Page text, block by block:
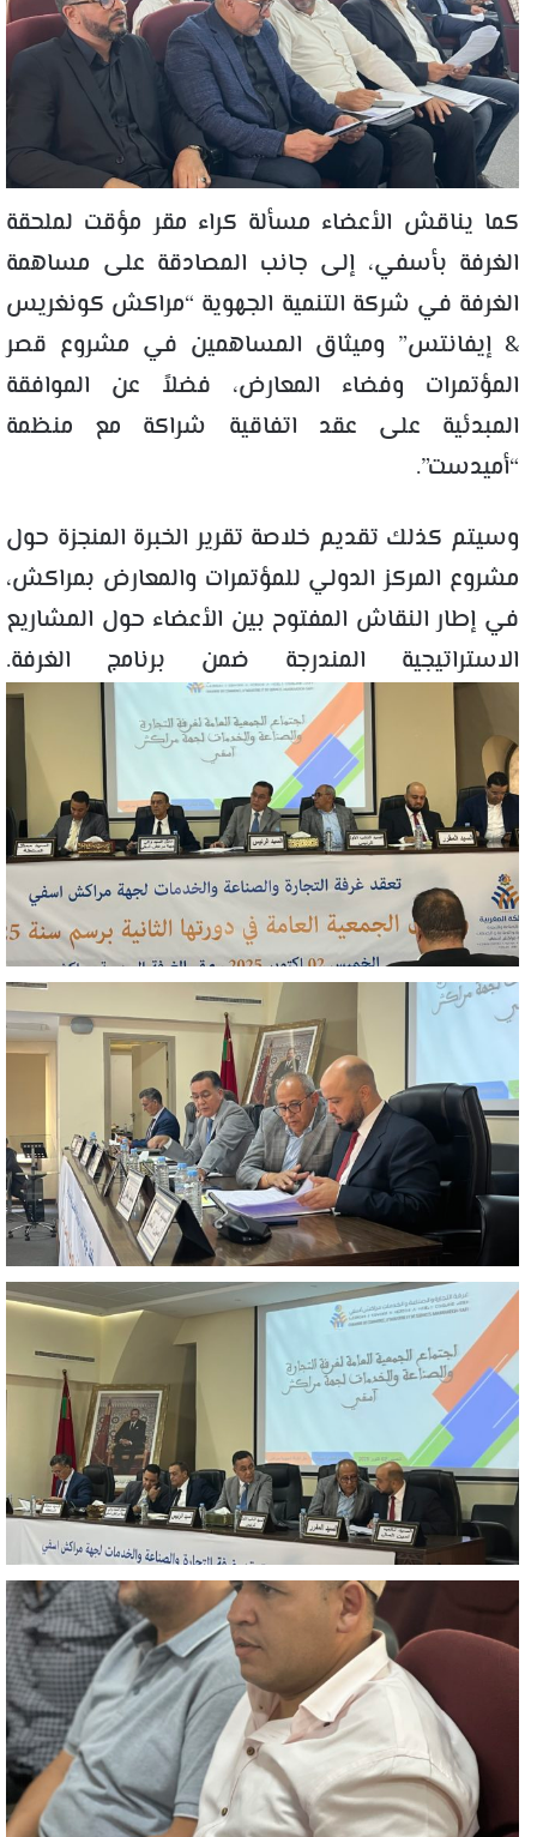
كما يناقش الأعضاء مسألة كراء مقر مؤقت لملحقة
الغرفة بأسفي، إلى جانب المصادقة على مساهمة
الغرفة في شركة التنمية الجهوية “مراكش كونغريس
& إيفانتس” وميثاق المساهمين في مشروع قصر
المؤتمرات وفضاء المعارض، فضلاً عن الموافقة
المبدئية على عقد اتفاقية شراكة مع منظمة
“أميدست”.
وسيتم كذلك تقديم خلاصة تقرير الخبرة المنجزة حول
مشروع المركز الدولي للمؤتمرات والمعارض بمراكش،
في إطار النقاش المفتوح بين الأعضاء حول المشاريع
الاستراتيجية المندرجة ضمن برنامج الغرفة.